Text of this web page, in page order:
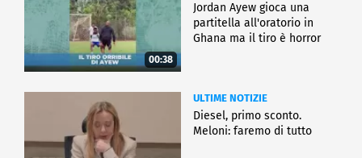
00:38
Jordan Ayew gioca una
partitella all'oratorio in
Ghana ma il tiro è horror
ULTIME NOTIZIE
Diesel, primo sconto.
Meloni: faremo di tutto